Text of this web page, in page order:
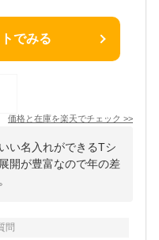
でみる
価格と在庫を楽天でチェック >>
い名入れができるTシ
開が豊富なので年の差
問